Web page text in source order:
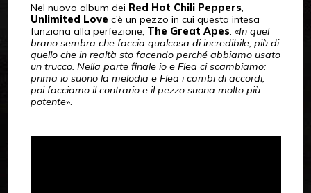
Nel nuovo album dei Red Hot Chili Peppers,
Unlimited Love c’è un pezzo in cui questa intesa
funziona alla perfezione, The Great Apes: «In quel
brano sembra che faccia qualcosa di incredibile, più di
quello che in realtà sto facendo perché abbiamo usato
un trucco. Nella parte finale io e Flea ci scambiamo:
prima io suono la melodia e Flea i cambi di accordi,
poi facciamo il contrario e il pezzo suona molto più
potente».